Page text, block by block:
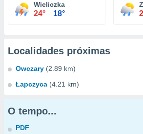
Wieliczka
24° 18°
Localidades próximas
Owczary (2.89 km)
Łapczyca (4.21 km)
O tempo...
PDF